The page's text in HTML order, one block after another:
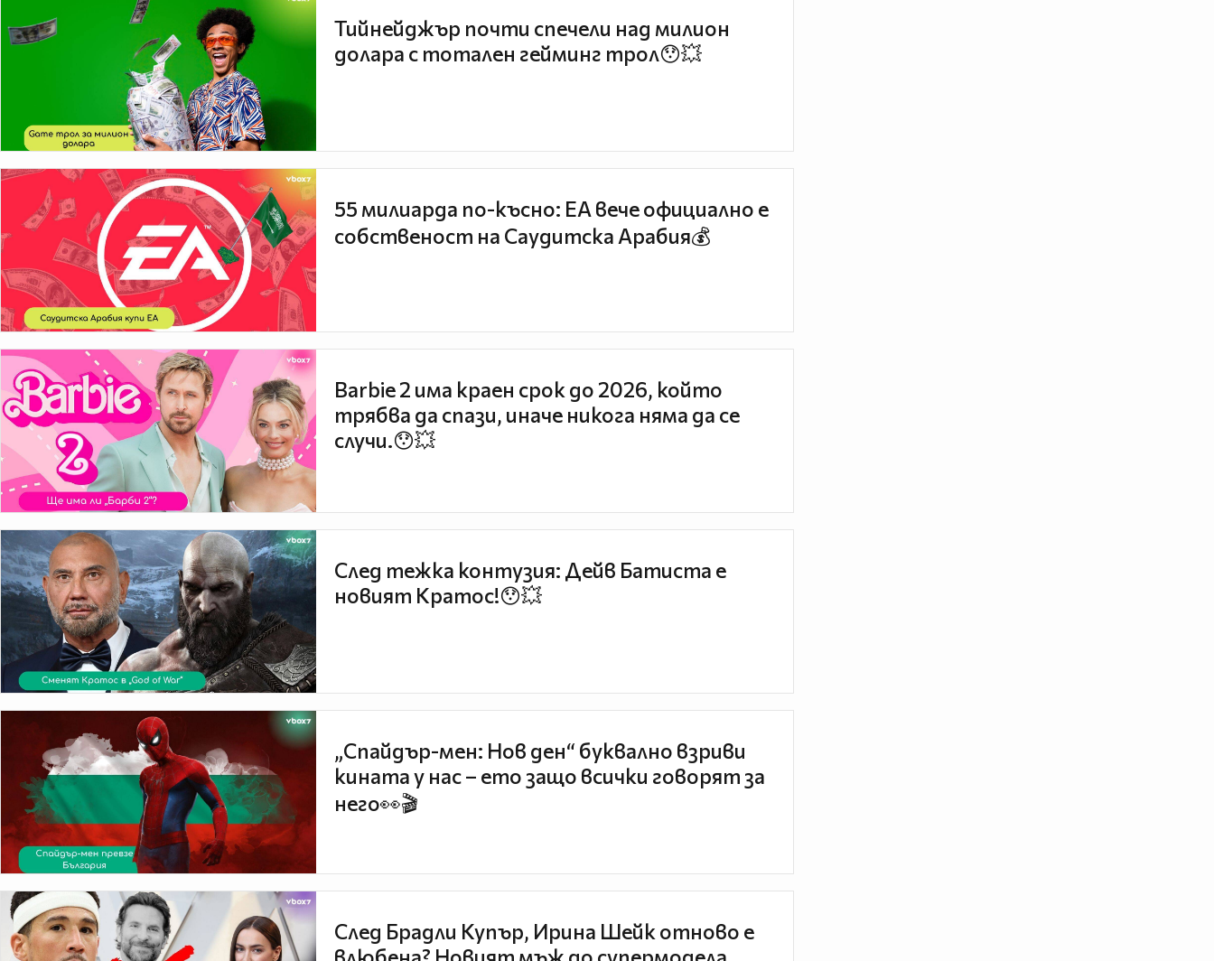
Тийнейджър почти спечели над милион
долара с тотален гейминг трол😯💥
55 милиарда по-късно: EA вече официално е
собственост на Саудитска Арабия💰
Barbie 2 има краен срок до 2026, който
трябва да спази, иначе никога няма да се
случи.😯💥
След тежка контузия: Дейв Батиста е
новият Кратос!😯💥
„Спайдър-мен: Нов ден“ буквално взриви
кината у нас – ето защо всички говорят за
него👀🎬
След Брадли Купър, Ирина Шейк отново е